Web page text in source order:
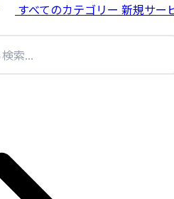
すべてのカテゴリー 新規サー